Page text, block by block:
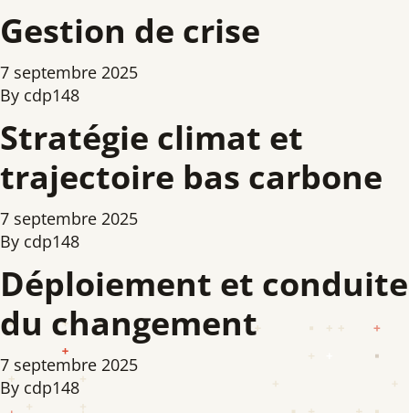
Gestion de crise
7 septembre 2025
By cdp148
Stratégie climat et
trajectoire bas carbone
7 septembre 2025
By cdp148
Déploiement et conduite
du changement
7 septembre 2025
By cdp148